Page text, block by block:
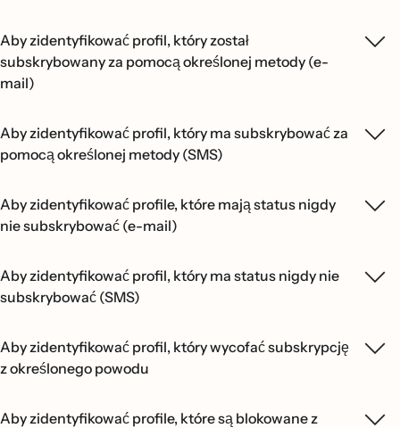
Aby zidentyfikować profil, który został
subskrybowany za pomocą określonej metody (e-
mail)
Aby zidentyfikować profil, który ma subskrybować za
pomocą określonej metody (SMS)
Aby zidentyfikować profile, które mają status nigdy
nie subskrybować (e-mail)
Aby zidentyfikować profil, który ma status nigdy nie
subskrybować (SMS)
Aby zidentyfikować profil, który wycofać subskrypcję
z określonego powodu
Aby zidentyfikować profile, które są blokowane z